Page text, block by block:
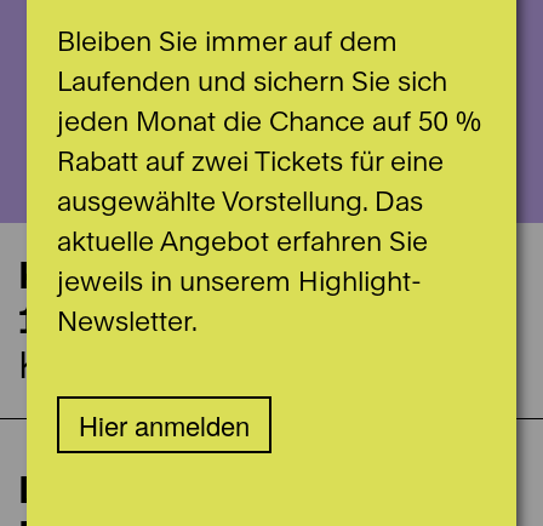
Konzerttermin
10.05.2027
Konsibern
9. Kammermusikkonzert
Liederabend mit Julian
Bleiben Sie immer auf dem
Laufenden und sichern Sie sich
jeden Monat die Chance auf 50 %
Rabatt auf zwei Tickets für eine
ausgewählte Vorstellung. Das
aktuelle Angebot erfahren Sie
jeweils in unserem Highlight-
Newsletter.
Hier anmelden